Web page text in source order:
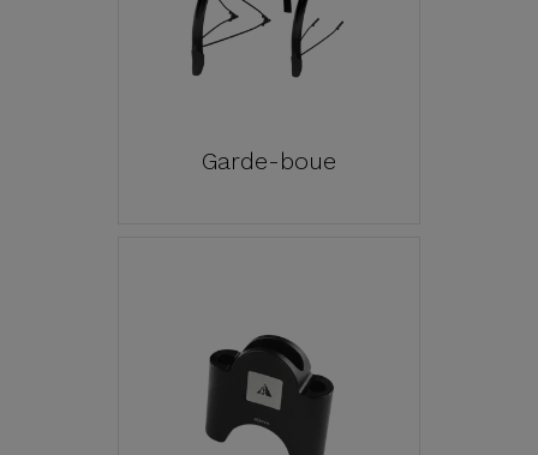
Garde-boue